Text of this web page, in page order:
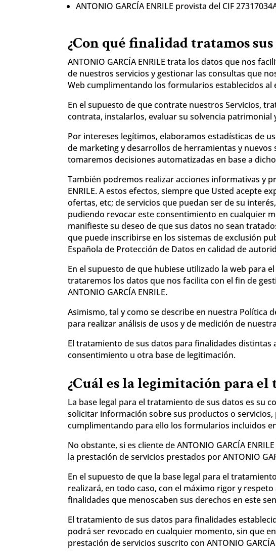
ANTONIO GARCÍA ENRILE provista del CIF
¿Con qué finalidad tratamos sus
ANTONIO GARCÍA ENRILE trata los datos que nos
de nuestros servicios y gestionar las consultas que
Web cumplimentando los formularios establecidos al
En el supuesto de que contrate nuestros Servicios,
contrata, instalarlos, evaluar su solvencia
Por intereses legítimos, elaboramos estadísticas de
de marketing y desarrollos de herramientas y
tomaremos decisiones automatizadas en base a
También podremos realizar acciones informativas y
ENRILE. A estos efectos, siempre que Usted acepte
ofertas, etc; de servicios que puedan ser de su
pudiendo revocar este consentimiento en cualquier
manifieste su deseo de que sus datos no sean
que puede inscribirse en los sistemas de exclusión
Española de Protección de Datos en calidad de
En el supuesto de que hubiese utilizado la web para
trataremos los datos que nos facilita con el fin de
ANTONIO GARCÍA ENRILE.
Asimismo, tal y como se describe en nuestra Política
para realizar análisis de usos y de medición de
El tratamiento de sus datos para finalidades
consentimiento u otra base de legitimación.
¿Cuál es la legimitación para el
La base legal para el tratamiento de sus datos es su
solicitar información sobre sus productos o
cumplimentando para ello los formularios incluidos
No obstante, si es cliente de ANTONIO GARCÍA ENRILE
la prestación de servicios prestados por ANTONIO
En el supuesto de que la base legal para el
realizará, en todo caso, con el máximo rigor y
finalidades que menoscaben sus derechos en este
El tratamiento de sus datos para finalidades
podrá ser revocado en cualquier momento, sin que
prestación de servicios suscrito con ANTONIO GARCÍA